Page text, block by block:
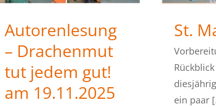
Autorenlesung
– Drachenmut
tut jedem gut!
am 19.11.2025
St.
ein paar